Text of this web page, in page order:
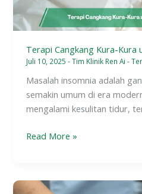
Terapi Cangkang Kura-Kura
Juli 10, 2025-Tim Klinik Ren Ai-
Masalah insomnia adalah
semakin umum di era
mengalami kesulitan tidur,
Read More »
Terapi